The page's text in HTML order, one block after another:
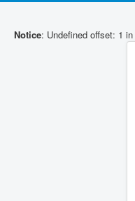
Notice: Undefined offset: 1 in